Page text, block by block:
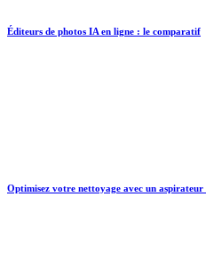
Éditeurs de photos IA en ligne : le comparatif
Optimisez votre nettoyage avec un